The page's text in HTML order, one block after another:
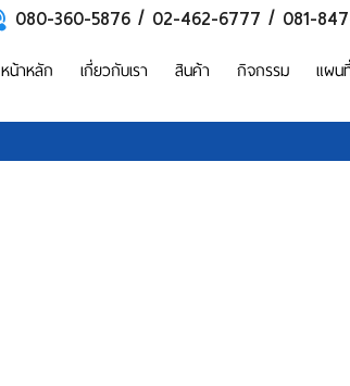
080-360-5876 / 02-462-6777 / 081-
หน้าหลัก เกี่ยวกับเรา สินค้า กิจกรรม แผน